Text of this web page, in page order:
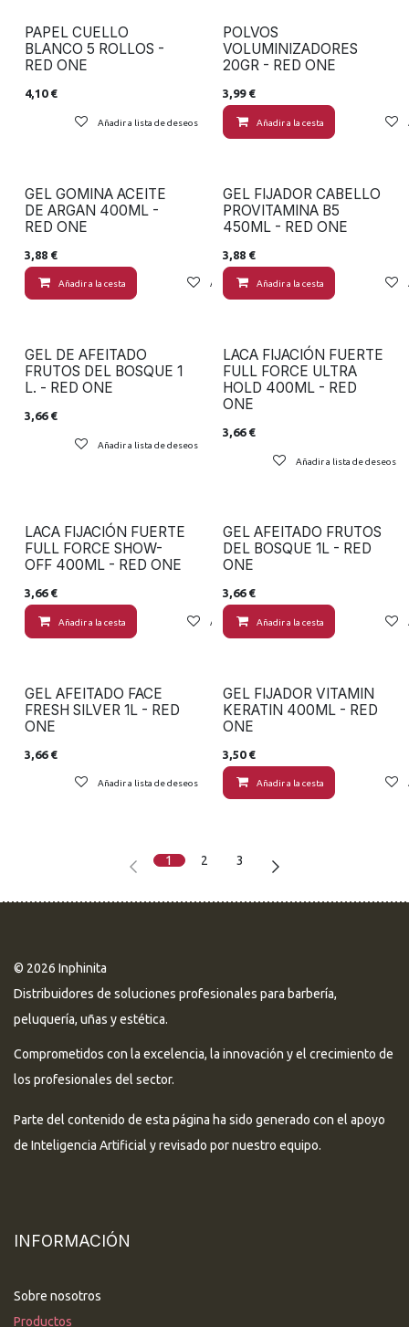
PAPEL CUELLO
BLANCO 5 ROLLOS -
RED ONE
4,10€
Añadir a lista de deseos
POLVOS
VOLUMINIZADORES
20GR - RED ONE
3,99€
Añadir a la cesta
GEL GOMINA ACEITE
DE ARGAN 400ML -
RED ONE
3,88 €
Añadir a la cesta Añadir a lista de deseos
GEL FIJADOR CABELLO
PROVITAMINA B5
450ML - RED ONE
3,88€
Añadir a la cesta
GEL DE AFEITADO
FRUTOS DEL BOSQUE 1
L. - RED ONE
3,66€
Añadir a lista de deseos
LACA FIJACIÓN FUERTE
FULL FORCE ULTRA
HOLD 400ML - RED
ONE
3,66€
Añadir a lista de deseos
LACA FIJACIÓN FUERTE
FULL FORCE SHOW-
OFF 400ML - RED ONE
3,66€
Añadir a la cesta Añadir a lista de deseos
GEL AFEITADO FRUTOS
DEL BOSQUE 1L - RED
ONE
3,66€
Añadir a la cesta
GEL AFEITADO FACE
FRESH SILVER 1L - RED
ONE
3,66€
Añadir a lista de deseos
GEL FIJADOR VITAMIN
KERATIN 400ML - RED
ONE
3,50€
Añadir a la cesta
1 2 3
© 2026 Inphinita
Distribuidores de soluciones profesionales para barbería,
peluquería, uñas y estética.
Comprometidos con la excelencia, la innovación y el crecimiento de
los profesionales del sector.
Parte del contenido de esta página ha sido generado con el apoyo
de Inteligencia Artificial y revisado por nuestro equipo.
INFORMACIÓN
Sobre nosotros
Productos